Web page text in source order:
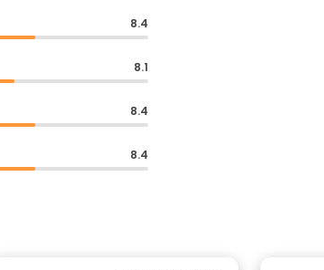
8.4
8.1
8.4
8.4